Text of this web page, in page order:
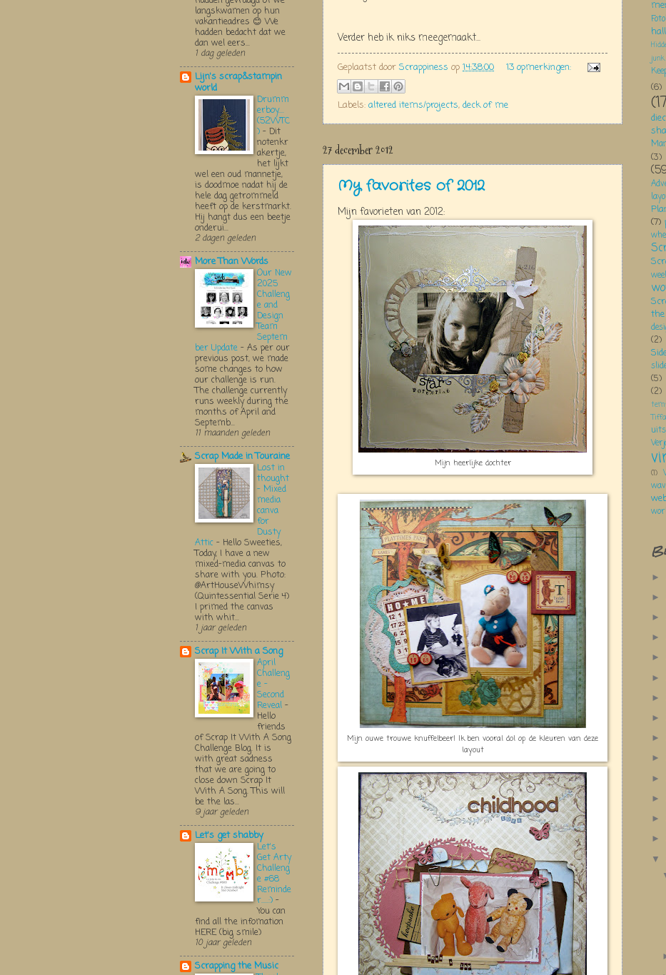
Verder heb ik niks meegemaakt...
Geplaatst door Scrappiness op 14:38:00 13 opmerkingen:
Labels: altered items/projects, deck of me
27 december 2012
My favorites of 2012
Mijn favorieten van 2012:
Mijn heerlijke dochter
Mijn ouwe trouwe knuffelbeer! Ik ben vooral dol op de kleuren van deze
layout
langskwamen op hun
vakantieadres 😊 We
hadden bedacht dat we
dan wel eers...
1 dag geleden
Lijn's scrap&stampin
world
Drumm
erboy....
(52WTC
) - Dit
notenkr
akertje,
het lijkt
wel een oud mannetje,
is doodmoe nadat hij de
hele dag getrommeld
heeft op de kerstmarkt.
Hij hangt dus een beetje
onderui...
2 dagen geleden
More Than Words
Our New
2025
Challeng
e and
Design
Team
Septem
ber Update - As per our
previous post, we made
some changes to how
our challenge is run.
The challenge currently
runs weekly during the
months of April and
Septemb...
11 maanden geleden
Scrap Made in Touraine
Lost in
thought
- Mixed
media
canva
for
Dusty
Attic - Hello Sweeties,
Today, I have a new
mixed-media canvas to
share with you. Photo:
@ArtHouseWhimsy
(Quintessential Serie 4)
I primed the canvas
with whit...
1 jaar geleden
Scrap It With a Song
April
Challeng
e -
Second
Reveal -
Hello
friends
of Scrap It With A Song
Challenge Blog. It is
with great sadness
that we are going to
close down Scrap It
With A Song. This will
be the las...
9 jaar geleden
Let's get shabby
Let's
Get Arty
Challeng
e #68
Reminde
r.....:) -
You can
find all the infomation
HERE (big smile)
10 jaar geleden
Scrapping the Music
(6)
(3)
(7)
(2)
(5)
(2)
(1)
►
►
►
►
►
►
►
►
►
►
►
►
►
►
▼